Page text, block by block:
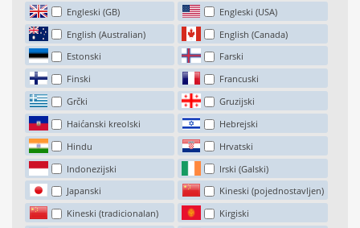
Engleski (GB)
Engleski (USA)
English (Australian)
English (Canada)
Estonski
Farski
Finski
Francuski
Grčki
Gruzijski
Haićanski kreolski
Hebrejski
Hindu
Hrvatski
Indonezijski
Irski (Galski)
Japanski
Kineski (pojednostavljen)
Kineski (tradicionalan)
Kirgiski